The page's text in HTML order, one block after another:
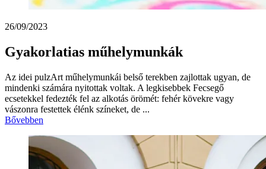
26/09/2023
Gyakorlatias műhelymunkák
Az idei pulzArt műhelymunkái belső terekben zajlottak ugyan, de
mindenki számára nyitottak voltak. A legkisebbek Fecsegő
ecsetekkel fedezték fel az alkotás örömét: fehér kövekre vagy
vászonra festettek élénk színeket, de ...
Bővebben